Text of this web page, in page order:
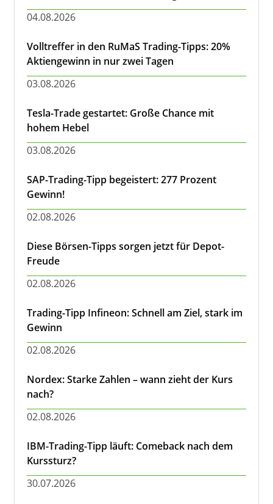
04.08.2026
Volltreffer in den RuMaS Trading-Tipps: 20%
Aktiengewinn in nur zwei Tagen
03.08.2026
Tesla-Trade gestartet: Große Chance mit
hohem Hebel
03.08.2026
SAP-Trading-Tipp begeistert: 277 Prozent
Gewinn!
02.08.2026
Diese Börsen-Tipps sorgen jetzt für Depot-
Freude
02.08.2026
Trading-Tipp Infineon: Schnell am Ziel, stark im
Gewinn
02.08.2026
Nordex: Starke Zahlen – wann zieht der Kurs
nach?
02.08.2026
IBM-Trading-Tipp läuft: Comeback nach dem
Kurssturz?
30.07.2026